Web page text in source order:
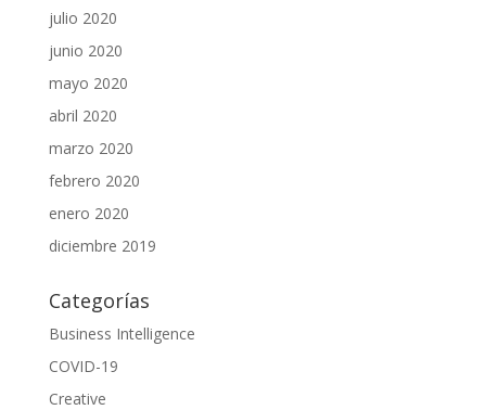
julio 2020
junio 2020
mayo 2020
abril 2020
marzo 2020
febrero 2020
enero 2020
diciembre 2019
Categorías
Business Intelligence
COVID-19
Creative